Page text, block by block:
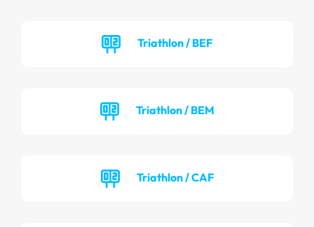
Triathlon / BEF
Triathlon / BEM
Triathlon / CAF